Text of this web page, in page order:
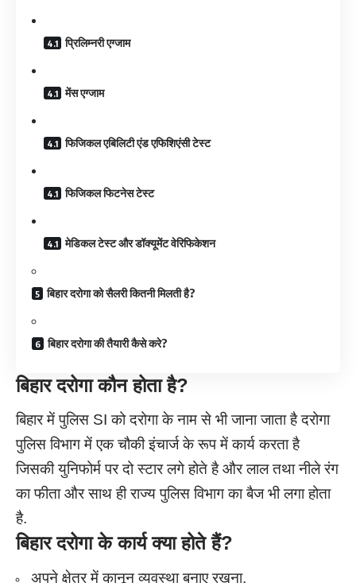
प्रिलिम्नरी एग्जाम
मेंस एग्जाम
फिजिकल एबिलिटी एंड एफिशिएंसी टेस्ट
फिजिकल फिटनेस टेस्ट
मेडिकल टेस्ट और डॉक्यूमेंट वेरिफिकेशन
बिहार दरोगा को सैलरी कितनी मिलती है?
बिहार दरोगा की तैयारी कैसे करे?
बिहार दरोगा कौन होता है?
बिहार में पुलिस SI को दरोगा के नाम से भी जाना जाता है दरोगा
पुलिस विभाग में एक चौकी इंचार्ज के रूप में कार्य करता है
जिसकी युनिफोर्म पर दो स्टार लगे होते है और लाल तथा नीले रंग
का फीता और साथ ही राज्य पुलिस विभाग का बैज भी लगा होता
है.
बिहार दरोगा के कार्य क्या होते हैं?
अपने क्षेत्र में कानून व्यवस्था बनाए रखना.